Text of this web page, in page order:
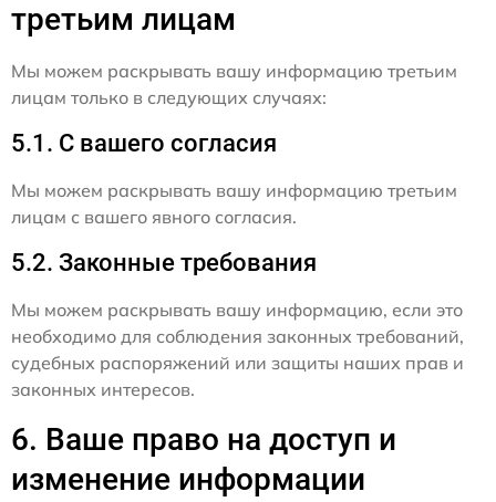
третьим лицам
Мы можем раскрывать вашу информацию третьим
лицам только в следующих случаях:
5.1. С вашего согласия
Мы можем раскрывать вашу информацию третьим
лицам с вашего явного согласия.
5.2. Законные требования
Мы можем раскрывать вашу информацию, если это
необходимо для соблюдения законных требований,
судебных распоряжений или защиты наших прав и
законных интересов.
6. Ваше право на доступ и
изменение информации